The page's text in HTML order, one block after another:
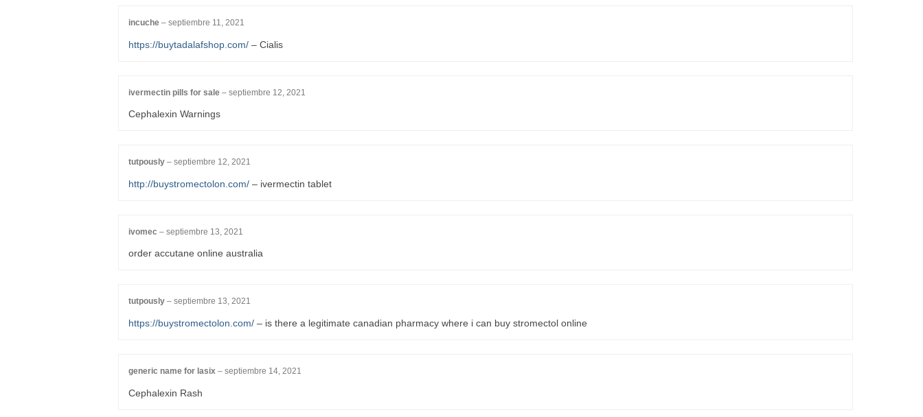
incuche – septiembre 11, 2021
https://buytadalafshop.com/ – Cialis
ivermectin pills for sale – septiembre 12, 2021
Cephalexin Warnings
tutpously – septiembre 12, 2021
http://buystromectolon.com/ – ivermectin tablet
ivomec – septiembre 13, 2021
order accutane online australia
tutpously – septiembre 13, 2021
https://buystromectolon.com/ – is there a legitimate canadian pharmacy where i can buy stromectol online
generic name for lasix – septiembre 14, 2021
Cephalexin Rash